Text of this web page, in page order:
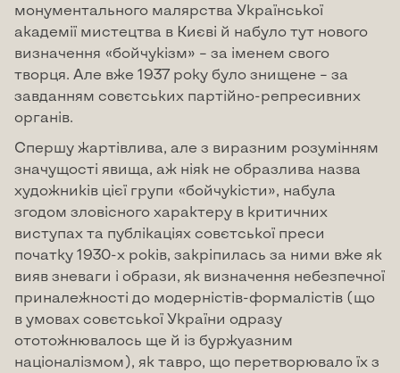
монументального малярства Української
академії мистецтва в Києві й набуло тут нового
визначення «бойчукізм» – за іменем свого
творця. Але вже 1937 року було знищене – за
завданням совєтських партійно-репресивних
органів.
Спершу жартівлива, але з виразним розумінням
значущості явища, аж ніяк не образлива назва
художників цієї групи «бойчукісти», набула
згодом зловісного характеру в критичних
виступах та публікаціях совєтської преси
початку 1930-х років, закріпилась за ними вже як
вияв зневаги і образи, як визначення небезпечної
приналежності до модерністів-формалістів (що
в умовах совєтської України одразу
ототожнювалось ще й із буржуазним
націоналізмом), як тавро, що перетворювало їх з